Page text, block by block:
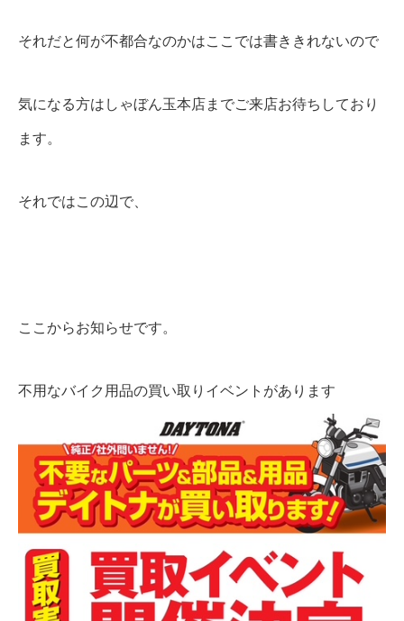
それだと何が不都合なのかはここでは書ききれないので
気になる方はしゃぼん玉本店までご来店お待ちしており
ます。
それではこの辺で、
ここからお知らせです。
不用なバイク用品の買い取りイベントがあります